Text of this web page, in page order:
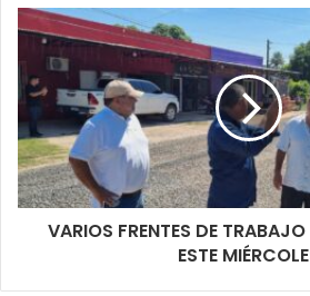
VARIOS FRENTES DE
ESTE